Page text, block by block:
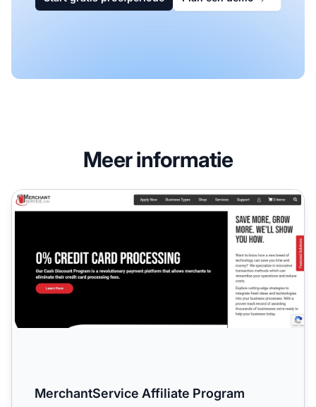
Meer informatie
MerchantService Affiliate Program
MerchantService Affiliate Program